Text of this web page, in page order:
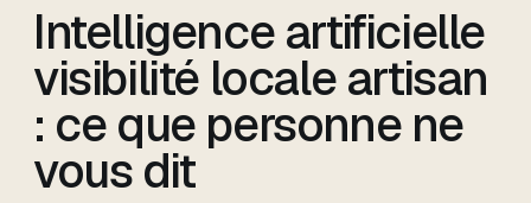
Intelligence artificielle
visibilité locale artisan
: ce que personne ne
vous dit